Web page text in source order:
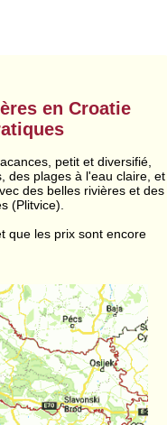
en Croatie
petit et diversifié,
des plages à l'eau claire, et
des belles rivières et des
(Plitvice).
que les prix sont encore